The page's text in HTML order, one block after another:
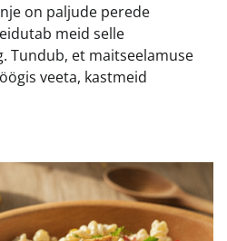
on paljude perede
meid selle
Tundub, et maitseelamuse
veeta, kastmeid